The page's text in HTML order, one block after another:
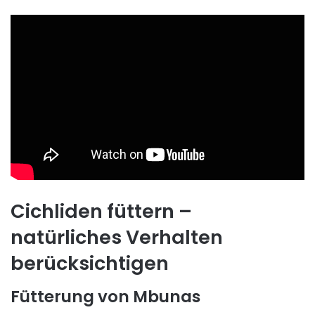
Cichliden füttern –
natürliches Verhalten
berücksichtigen
Fütterung von Mbunas